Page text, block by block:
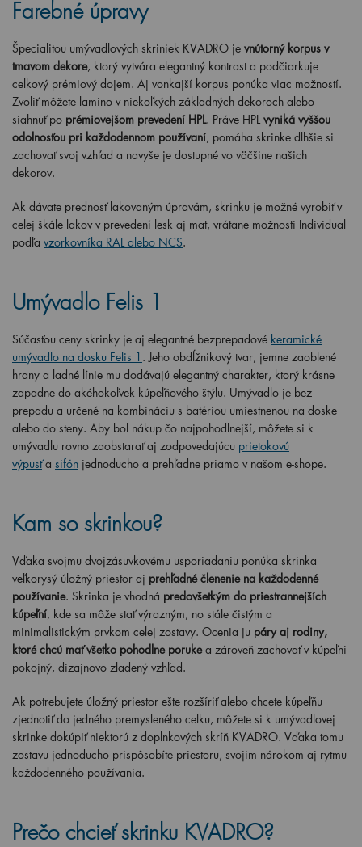
Farebné úpravy
Špecialitou umývadlových skriniek KVADRO je vnútorný korpus v
tmavom dekore, ktorý vytvára elegantný kontrast a podčiarkuje
celkový prémiový dojem. Aj vonkajší korpus ponúka viac možností.
Zvoliť môžete lamino v niekoľkých základných dekoroch alebo
siahnuť po prémiovejšom prevedení HPL. Práve HPL vyniká vyššou
odolnosťou pri každodennom používaní, pomáha skrinke dlhšie si
zachovať svoj vzhľad a navyše je dostupné vo väčšine našich
dekorov.
Ak dávate prednosť lakovaným úpravám, skrinku je možné vyrobiť v
celej škále lakov v prevedení lesk aj mat, vrátane možnosti Individual
podľa vzorkovníka RAL alebo NCS.
Umývadlo Felis 1
Súčasťou ceny skrinky je aj elegantné bezprepadové keramické
umývadlo na dosku Felis 1 . Jeho obdĺžnikový tvar, jemne zaoblené
hrany a ladné línie mu dodávajú elegantný charakter, ktorý krásne
zapadne do akéhokoľvek kúpeľňového štýlu. Umývadlo je bez
prepadu a určené na kombináciu s batériou umiestnenou na doske
alebo do steny. Aby bol nákup čo najpohodlnejší, môžete si k
umývadlu rovno zaobstarať aj zodpovedajúcu prietokovú
výpusť a sifón jednoducho a prehľadne priamo v našom e-shope.
Kam so skrinkou?
Vďaka svojmu dvojzásuvkovému usporiadaniu ponúka skrinka
veľkorysý úložný priestor aj prehľadné členenie na každodenné
používanie. Skrinka je vhodná predovšetkým do priestrannejších
kúpeľní, kde sa môže stať výrazným, no stále čistým a
minimalistickým prvkom celej zostavy. Ocenia ju páry aj rodiny,
ktoré chcú mať všetko pohodlne poruke a zároveň zachovať v kúpeľni
pokojný, dizajnovo zladený vzhľad.
Ak potrebujete úložný priestor ešte rozšíriť alebo chcete kúpeľňu
zjednotiť do jedného premysleného celku, môžete si k umývadlovej
skrinke dokúpiť niektorú z doplnkových skríň KVADRO. Vďaka tomu
zostavu jednoducho prispôsobíte priestoru, svojim nárokom aj rytmu
každodenného používania.
Prečo chcieť skrinku KVADRO?